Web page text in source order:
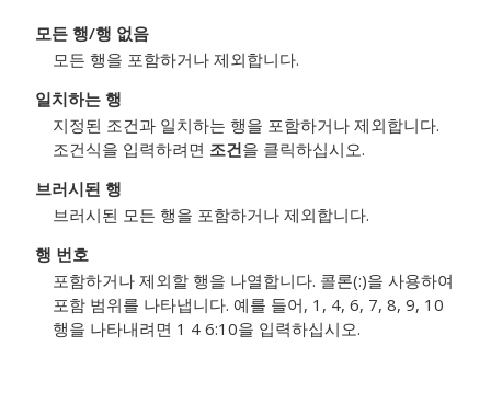
모든 행/행 없음
모든 행을 포함하거나 제외합니다.
일치하는 행
지정된 조건과 일치하는 행을 포함하거나 제외합니다.
조건식을 입력하려면 조건을 클릭하십시오.
브러시된 행
브러시된 모든 행을 포함하거나 제외합니다.
행 번호
포함하거나 제외할 행을 나열합니다. 콜론(:)을 사용하여
포함 범위를 나타냅니다. 예를 들어, 1, 4, 6, 7, 8, 9, 10
행을 나타내려면 1 4 6:10을 입력하십시오.